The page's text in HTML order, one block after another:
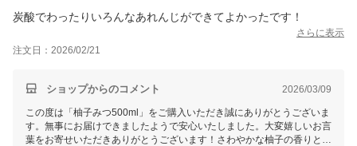
炭酸でわったりいろんなあれんじができてよかったです！
さらに表示
注文日：2026/02/21
ショップからのコメント 2026/03/09
この度は「柚子みつ500ml」をご購入いただき誠にありがとうございま
す。無事にお届けできましたようで安心いたしました。大変嬉しいお言
葉をお寄せいただきありがとうございます！さわやかな柚子の香りと酸